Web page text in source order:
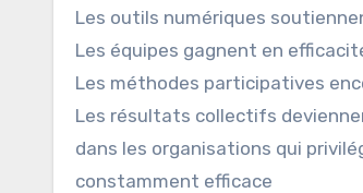
Les outils numériques
Les équipes gagnent en
Les méthodes participatives
Les résultats collectifs
dans les organisations qui
constamment efficace